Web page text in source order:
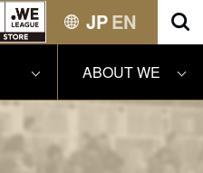
JPEN
ABOUT WE